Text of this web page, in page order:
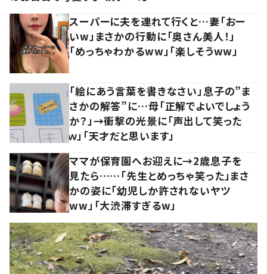
スーパーに夫を連れて行くと…妻「おー
いw」まさかの行動に「奥さん美人！」
「めっちゃわかるww」「楽しそうww」
「絵にあう言葉を書きなさい」息子の”ま
さかの解答”に…母「正解でよいでしょう
か？」→衝撃の光景に「声出して笑った
ｗ」「天才だと思います」
ママが保育園へお迎えに→2歳息子を
見たら……「先生とめっちゃ笑った」まさ
かの姿に「幼児しか許されないヤツ
ww」「大渋滞すぎるw」